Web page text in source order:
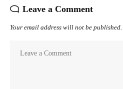
Leave a Comment
Your email address will not be published.